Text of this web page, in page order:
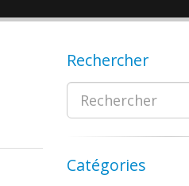
Rechercher
Catégories